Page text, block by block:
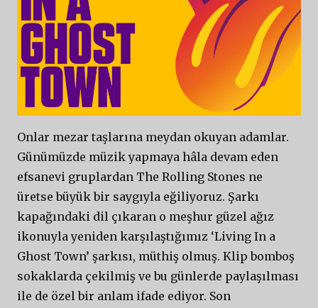
Onlar mezar taşlarına meydan okuyan adamlar.
Günümüzde müzik yapmaya hâla devam eden
efsanevi gruplardan The Rolling Stones ne
üretse büyük bir saygıyla eğiliyoruz. Şarkı
kapağındaki dil çıkaran o meşhur güzel ağız
ikonuyla yeniden karşılaştığımız ‘Living In a
Ghost Town’ şarkısı, müthiş olmuş. Klip bomboş
sokaklarda çekilmiş ve bu günlerde paylaşılması
ile de özel bir anlam ifade ediyor. Son